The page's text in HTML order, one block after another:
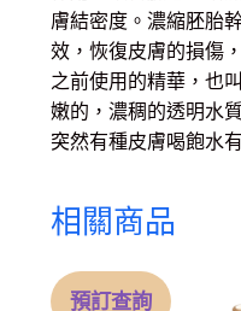
膚結密度。濃縮胚胎
效，恢復皮膚的損傷
之前使用的精華，也
嫩的，濃稠的透明水
突然有種皮膚喝飽水
相關商品
預訂查詢